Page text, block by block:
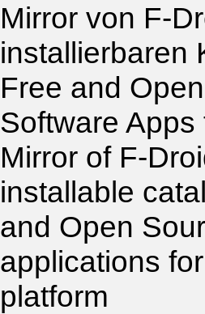
Mirror von F-
installierbaren
Free and
Software Apps
Mirror of F-
installable
and Open
applications
platform